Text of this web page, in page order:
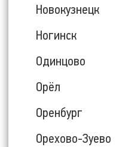
Новокузнецк
Ногинск
Одинцово
Орёл
Оренбург
Орехово-Зуево